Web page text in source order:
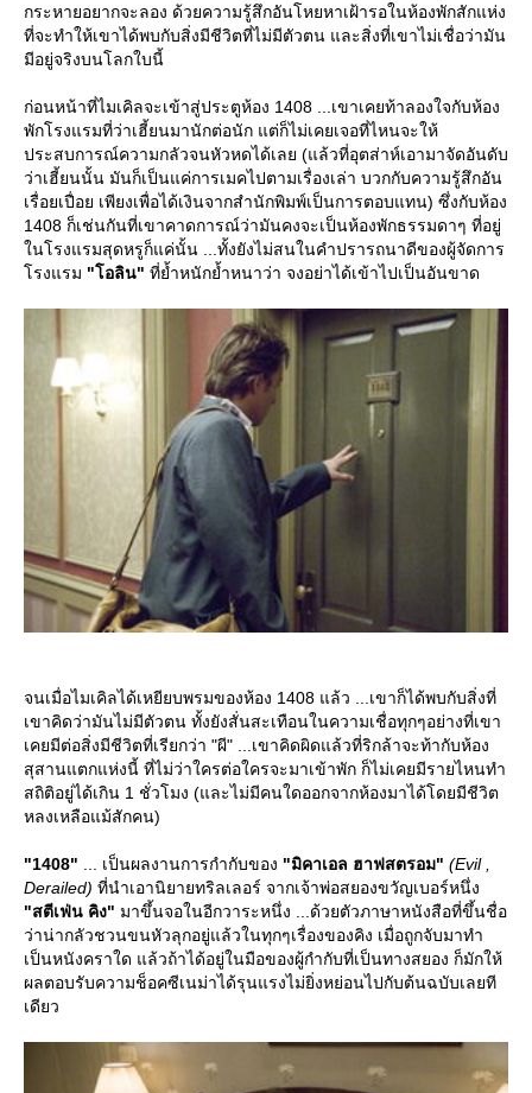
กระหายอยากจะลอง ด้วยความรู้สึกอันโหยหาเฝ้ารอในห้องพักสักแห่ง
ที่จะทำให้เขาได้พบกับสิ่งมีชีวิตที่ไม่มีตัวตน และสิ่งที่เขาไม่เชื่อว่ามัน
มีอยู่จริงบนโลกใบนี้
ก่อนหน้าที่ไมเคิลจะเข้าสู่ประตูห้อง 1408 ...เขาเคยท้าลองใจกับห้อง
พักโรงแรมที่ว่าเฮี้ยนมานักต่อนัก แต่ก็ไม่เคยเจอที่ไหนจะให้
ประสบการณ์ความกลัวจนหัวหดได้เลย (แล้วที่อุตส่าห์เอามาจัดอันดับ
ว่าเฮี้ยนนั้น มันก็เป็นแค่การเมคไปตามเรื่องเล่า บวกกับความรู้สึกอัน
เรื่อยเปื่อย เพียงเพื่อได้เงินจากสำนักพิมพ์เป็นการตอบแทน) ซึ่งกับห้อง
1408 ก็เช่นกันที่เขาคาดการณ์ว่ามันคงจะเป็นห้องพักธรรมดาๆ ที่อยู่
นโรงแรมสุดหรูก็แค่นั้น ...ทั้งยังไม่สนในคำปรารถนาดีของผู้จัดการ
รงแรม "โอลิน" ที่ย้ำหนักย้ำหนาว่า จงอย่าได้เข้าไปเป็นอันขาด
จนเมื่อไมเคิลได้เหยียบพรมของห้อง 1408 แล้ว ...เขาก็ได้พบกับสิ่งที่
เขาคิดว่ามันไม่มีตัวตน ทั้งยังสั่นสะเทือนในความเชื่อทุกๆอย่างที่เขา
เคยมีต่อสิ่งมีชีวิตที่เรียกว่า "ผี" ...เขาคิดผิดแล้วที่ริกล้าจะท้ากับห้อง
สุสานแตกแห่งนี้ ที่ไม่ว่าใครต่อใครจะมาเข้าพัก ก็ไม่เคยมีรายไหนทำ
สถิติอยู่ได้เกิน 1 ชั่วโมง (และไม่มีคนใดออกจากห้องมาได้โดยมีชีวิต
หลงเหลือแม้สักคน)
"1408" ... เป็นผลงานการกำกับของ "มิคาเอล ฮาฟสตรอม" (Evil ,
Derailed) ที่นำเอานิยายทริลเลอร์ จากเจ้าพ่อสยองขวัญเบอร์หนึ่ง
"สตีเฟ่น คิง" มาขึ้นจอในอีกวาระหนึ่ง ...ด้วยตัวภาษาหนังสือที่ขึ้นชื่อ
ว่าน่ากลัวชวนขนหัวลุกอยู่แล้วในทุกๆเรื่องของคิง เมื่อถูกจับมาทำ
เป็นหนังคราใด แล้วถ้าได้อยู่ในมือของผู้กำกับที่เป็นทางสยอง ก็มักให้
ผลตอบรับความช็อคซีเนม่าได้รุนแรงไม่ยิ่งหย่อนไปกับต้นฉบับเลยที
เดียว